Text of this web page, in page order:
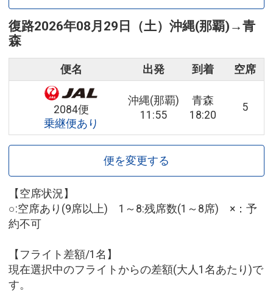
復路2026年08月29日（土） 沖縄(那覇) →青
森
便名 出発 到着 空席
2084便
乗継便あり
沖縄(那覇)
11:55
青森
18:20
5
便を変更する
【空席状況】
○:空席あり(9席以上) 1～8:残席数(1～8席) ×：予
約不可
【フライト差額/1名】
現在選択中のフライトからの差額(大人1名あたり)で
す。